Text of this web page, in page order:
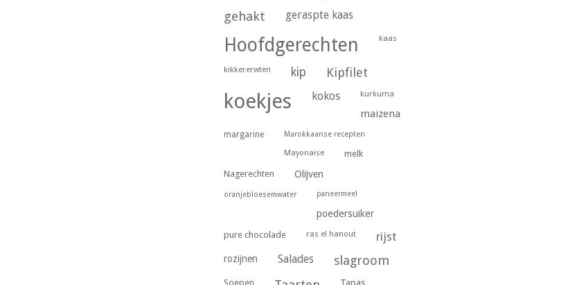
gehakt geraspte kaas
Hoofdgerechten kaas
kikkererwten kip Kipfilet
koekjes kokos kurkuma
maizena
margarine Marokkaanse recepten
Mayonaise
melk
Nagerechten
Olijven
oranjebloesemwater paneermeel
poedersuiker
pure chocolade ras el hanout rijst
rozijnen Salades slagroom
Soepen